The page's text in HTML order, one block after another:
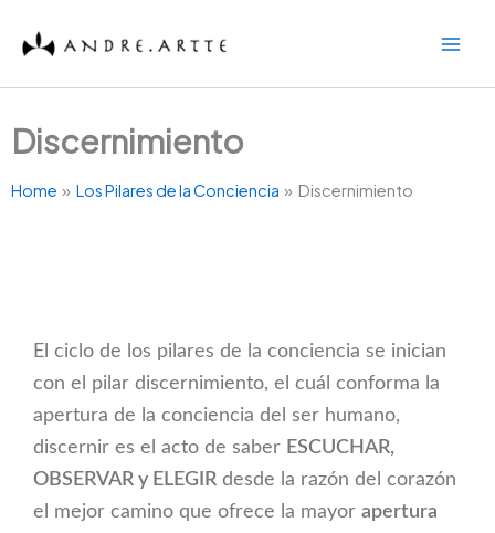
Discernimiento
Home Los Pilares de la Conciencia Discernimiento
El ciclo de los pilares de la conciencia se inician
con el pilar discernimiento, el cuál conforma la
apertura de la conciencia del ser humano,
discernir es el acto de saber ESCUCHAR,
OBSERVAR y ELEGIR desde la razón del corazón
el mejor camino que ofrece la mayor apertura